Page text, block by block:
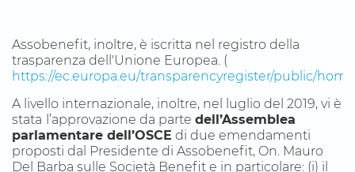
Assobenefit, inoltre, è iscritta nel registro della
trasparenza dell'Unione Europea. (
https://ec.europa.eu/transparencyregister/public/
A livello internazionale, inoltre, nel luglio del 2019, vi è
stata l’approvazione da parte dell’Assemblea
parlamentare dell’OSCE di due emendamenti
proposti dal Presidente di Assobenefit, On. Mauro
Del Barba sulle Società Benefit e in particolare: (i) il